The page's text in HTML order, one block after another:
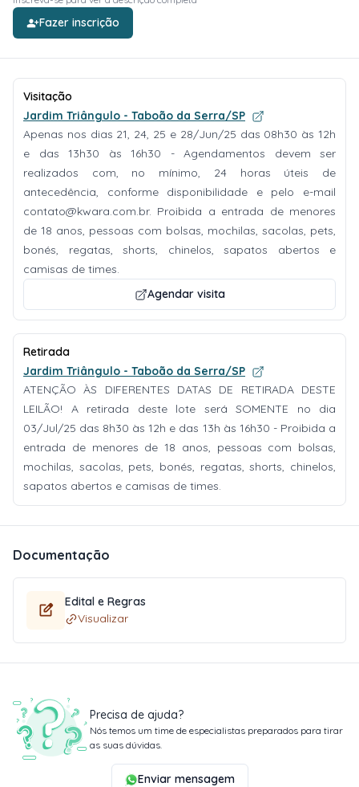
Fazer inscrição
Visitação
Jardim Triângulo - Taboão da Serra/SP
Apenas nos dias 21, 24, 25 e 28/Jun/25 das 08h30 às 12h
e das 13h30 às 16h30 - Agendamentos devem ser
realizados com, no mínimo, 24 horas úteis de
antecedência, conforme disponibilidade e pelo e-mail
contato@kwara.com.br. Proibida a entrada de menores
de 18 anos, pessoas com bolsas, mochilas, sacolas, pets,
bonés, regatas, shorts, chinelos, sapatos abertos e
camisas de times.
Agendar visita
Retirada
Jardim Triângulo - Taboão da Serra/SP
ATENÇÃO ÀS DIFERENTES DATAS DE RETIRADA DESTE
LEILÃO! A retirada deste lote será SOMENTE no dia
03/Jul/25 das 8h30 às 12h e das 13h às 16h30 - Proibida a
entrada de menores de 18 anos, pessoas com bolsas,
mochilas, sacolas, pets, bonés, regatas, shorts, chinelos,
sapatos abertos e camisas de times.
Documentação
Edital e Regras
Visualizar
Precisa de ajuda?
Nós temos um time de especialistas preparados para tirar
as suas dúvidas.
Enviar mensagem